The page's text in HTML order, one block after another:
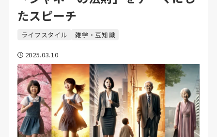
たスピーチ
ライフスタイル 雑学・豆知識
2025.03.10